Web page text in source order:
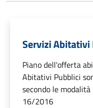
Servizi Abitativi
Piano dell'offerta
Abitativi Pubblici
secondo le
16/2016